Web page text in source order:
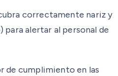
correctamente nariz y
alertar al personal de
de cumplimiento en las